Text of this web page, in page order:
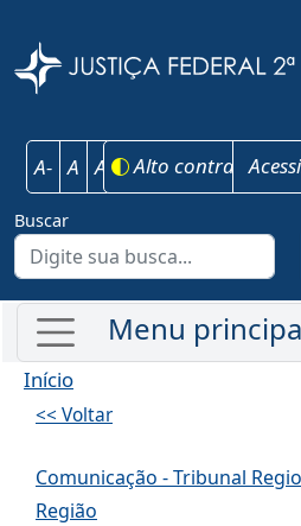
A- A A+ Alto contraste
Buscar
Início
<< Voltar
Comunicação - Tribunal
Região